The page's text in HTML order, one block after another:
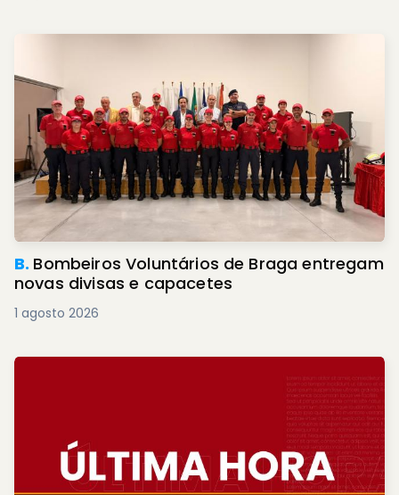
B. Bombeiros Voluntários de Braga entregam
novas divisas e capacetes
1 agosto 2026